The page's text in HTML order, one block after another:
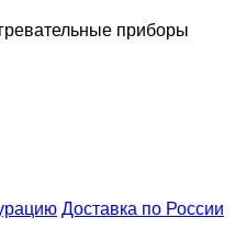
приборы
Доставка по России